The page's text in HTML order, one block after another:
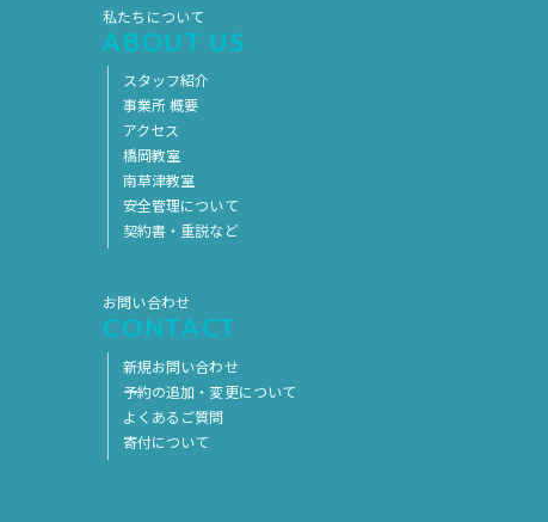
2019年7月
2019年5月
2019年3月
2019年1月
2018年11月
2018年9月
2018年5月
2018年1月 2017年12月
2017年11月
私たちについて
ABOUT US
スタッフ紹介
事業所 概要
アクセス
橋岡教室
南草津教室
安全管理について
契約書・重説など
お問い合わせ
CONTACT
新規お問い合わせ
予約の追加・変更について
よくあるご質問
寄付について